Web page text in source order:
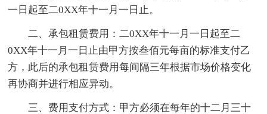
一日起至二0XX年十一月一日止。
二、承包租赁费用：二0XX年十一月一日起至二
0XX年十一月一日止由甲方按叁佰元每亩的标准支付乙
方，此后的承包租赁费用每间隔三年根据市场价格变化
再协商并进行相应异动。
三、费用支付方式：甲方必须在每年的十二月三十